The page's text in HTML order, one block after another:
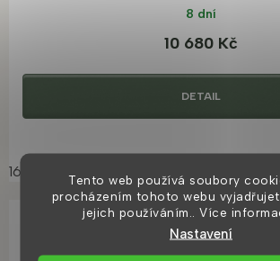
Tento web používá soubory
procházením tohoto webu
jejich používáním.. Více
Nastavení
8 dní
10 680 Kč
DETAIL
160cm